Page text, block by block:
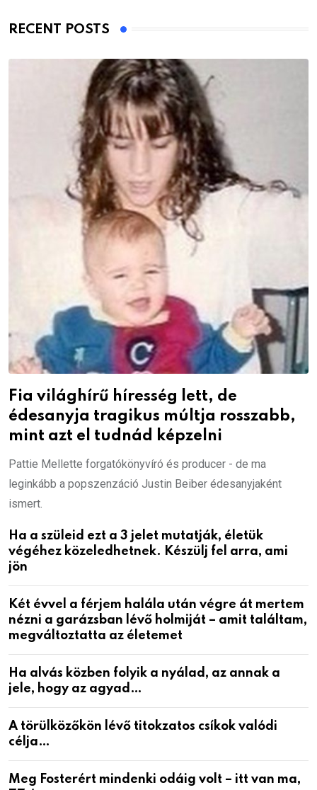
RECENT POSTS
Fia világhírű híresség lett, de
édesanyja tragikus múltja rosszabb,
mint azt el tudnád képzelni
Pattie Mellette forgatókönyvíró és producer - de ma
leginkább a popszenzáció Justin Beiber édesanyjaként
ismert.
Ha a szüleid ezt a 3 jelet mutatják, életük
végéhez közeledhetnek. Készülj fel arra, ami
jön
Két évvel a férjem halála után végre át mertem
nézni a garázsban lévő holmiját – amit találtam,
megváltoztatta az életemet
Ha alvás közben folyik a nyálad, az annak a
jele, hogy az agyad…
A törülközőkön lévő titokzatos csíkok valódi
célja…
Meg Fosterért mindenki odáig volt – itt van ma,